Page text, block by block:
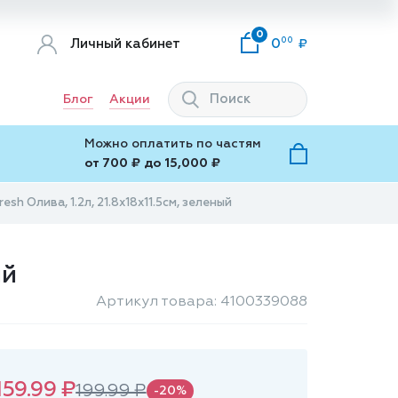
Личный кабинет
0
0 00
Блог Акции
Можно оплатить по частям
от 700 ₽ до 15,000 ₽
Олива, 1.2л, 21.8x18x11.5см, зеленый
Артикул товара: 4100339088
₽199.99 ₽ -20%